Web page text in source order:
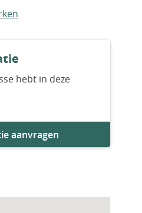
hebt in deze
aanvragen